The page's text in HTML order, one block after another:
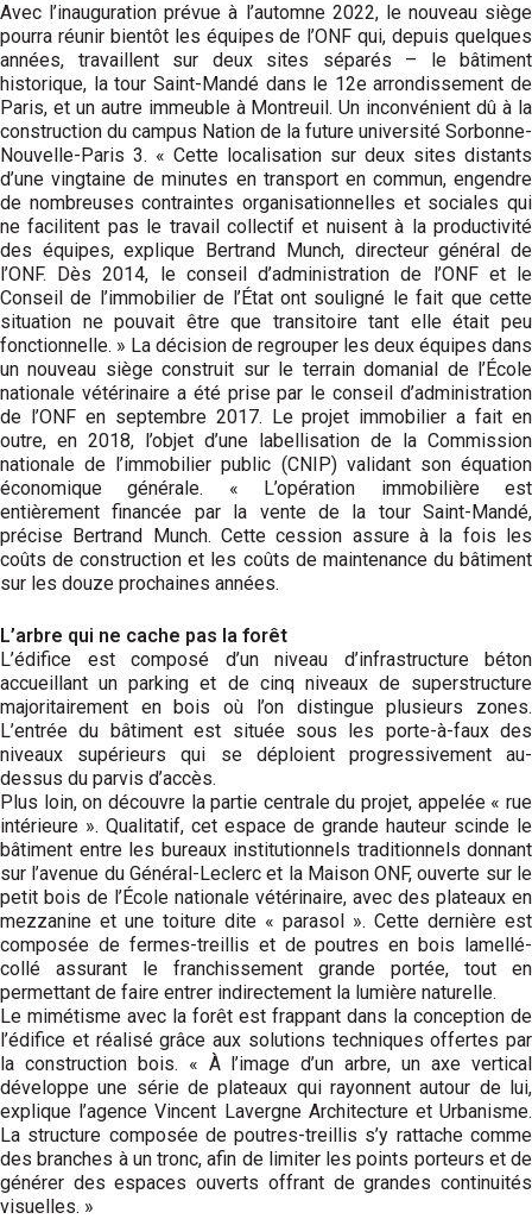
Avec l’inauguration prévue à l’automne 2022, le nouveau siège
pourra réunir bientôt les équipes de l’ONF qui, depuis quelques
années, travaillent sur deux sites séparés – le bâtiment
historique, la tour Saint-Mandé dans le 12e arrondissement de
Paris, et un autre immeuble à Montreuil. Un inconvénient dû à la
construction du campus Nation de la future université Sorbonne-
Nouvelle-Paris 3. « Cette localisation sur deux sites distants
d’une vingtaine de minutes en transport en commun, engendre
de nombreuses contraintes organisationnelles et sociales qui
ne facilitent pas le travail collectif et nuisent à la productivité
des équipes, explique Bertrand Munch, directeur général de
l’ONF. Dès 2014, le conseil d’administration de l’ONF et le
Conseil de l’immobilier de l’État ont souligné le fait que cette
situation ne pouvait être que transitoire tant elle était peu
fonctionnelle. » La décision de regrouper les deux équipes dans
un nouveau siège construit sur le terrain domanial de l’École
nationale vétérinaire a été prise par le conseil d’administration
de l’ONF en septembre 2017. Le projet immobilier a fait en
outre, en 2018, l’objet d’une labellisation de la Commission
nationale de l’immobilier public (CNIP) validant son équation
économique générale. « L’opération immobilière est
entièrement financée par la vente de la tour Saint-Mandé,
précise Bertrand Munch. Cette cession assure à la fois les
coûts de construction et les coûts de maintenance du bâtiment
sur les douze prochaines années.
L’arbre qui ne cache pas la forêt
L’édifice est composé d’un niveau d’infra­structure béton
accueillant un parking et de cinq niveaux de super­structure
majoritairement en bois où l’on distingue plusieurs zones.
L’entrée du bâtiment est située sous les porte-à-faux des
niveaux supérieurs qui se déploient progressivement au-
dessus du parvis d’accès.
Plus loin, on découvre la partie centrale du projet, appelée « rue
intérieure ». Qualitatif, cet espace de grande hauteur scinde le
bâtiment entre les bureaux institutionnels traditionnels donnant
sur l’avenue du Général-Leclerc et la Maison ONF, ouverte sur le
petit bois de l’École nationale vétérinaire, avec des plateaux en
mezzanine et une toiture dite « parasol ». Cette dernière est
composée de fermes-treillis et de poutres en bois lamellé-
collé assurant le franchissement grande portée, tout en
permettant de faire entrer indirectement la lumière naturelle.
Le mimétisme avec la forêt est frappant dans la conception de
l’édifice et réalisé grâce aux solutions techniques offertes par
la construction bois. « À l’image d’un arbre, un axe vertical
développe une série de plateaux qui rayonnent autour de lui,
explique l’agence Vincent Lavergne Architecture et Urbanisme.
La structure composée de poutres-treillis s’y rattache comme
des branches à un tronc, afin de limiter les points porteurs et de
générer des espaces ouverts offrant de grandes continuités
visuelles. »